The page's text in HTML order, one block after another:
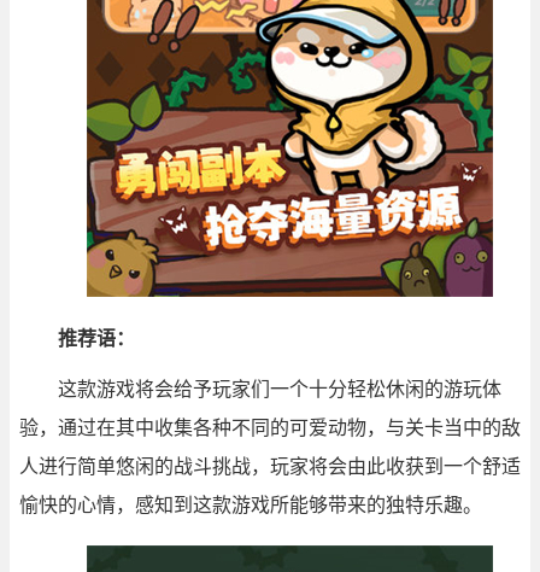
推荐语：
这款游戏将会给予玩家们一个十分轻松休闲的游玩体
验，通过在其中收集各种不同的可爱动物，与关卡当中的敌
人进行简单悠闲的战斗挑战，玩家将会由此收获到一个舒适
愉快的心情，感知到这款游戏所能够带来的独特乐趣。